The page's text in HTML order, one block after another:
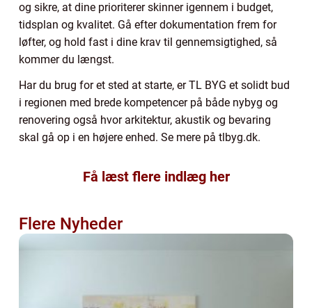
og sikre, at dine prioriterer skinner igennem i budget,
tidsplan og kvalitet. Gå efter dokumentation frem for
løfter, og hold fast i dine krav til gennemsigtighed, så
kommer du længst.
Har du brug for et sted at starte, er TL BYG et solidt bud
i regionen med brede kompetencer på både nybyg og
renovering også hvor arkitektur, akustik og bevaring
skal gå op i en højere enhed. Se mere på tlbyg.dk.
Få læst flere indlæg her
Flere Nyheder